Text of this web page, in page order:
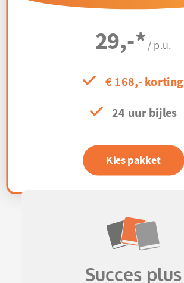
29,-* / p.u.
€ 168,- korting
24 uur bijles
Kies pakket
Succes plus